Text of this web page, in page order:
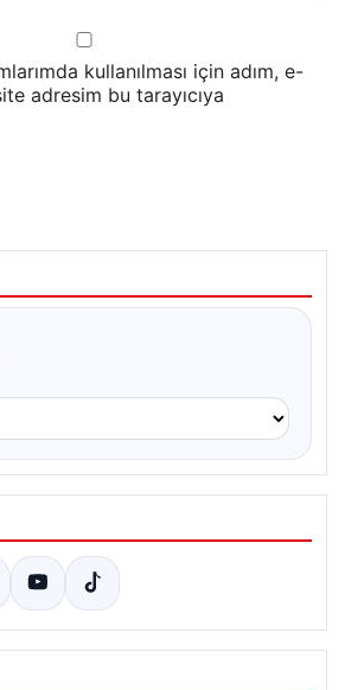
kullanılması için adım, e-
adresim bu tarayıcıya